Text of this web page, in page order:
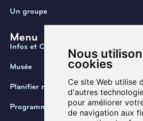
Nous
cookies
Ce site Web utilise
d'autres
pour améliorer
de navigation aux
Un groupe
Menu
Infos et Contact
Musée
Planifier ma visite
Programmation